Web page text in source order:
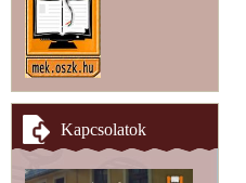
Kapcsolatok